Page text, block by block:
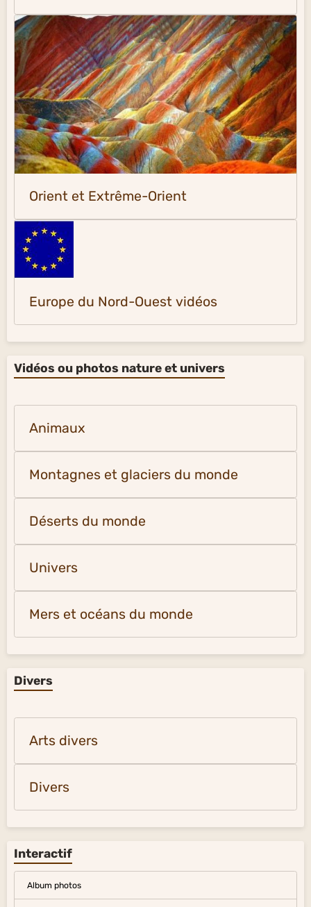
Orient et Extrême-Orient
Europe du Nord-Ouest vidéos
Vidéos ou photos nature et univers
Animaux
Montagnes et glaciers du monde
Déserts du monde
Univers
Mers et océans du monde
Divers
Arts divers
Divers
Interactif
Album photos